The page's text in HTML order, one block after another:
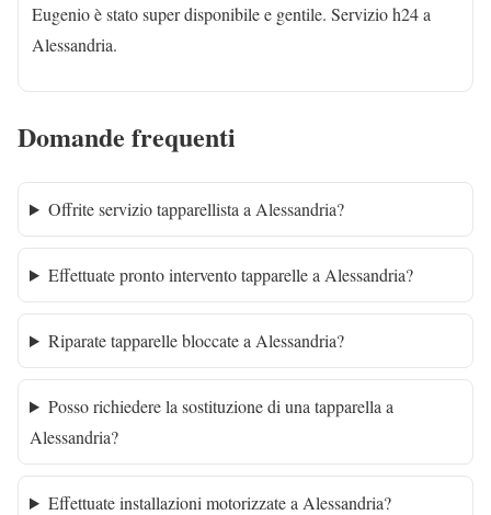
Eugenio è stato super disponibile e gentile. Servizio h24 a
Alessandria.
Domande frequenti
Offrite servizio tapparellista a Alessandria?
Effettuate pronto intervento tapparelle a Alessandria?
Riparate tapparelle bloccate a Alessandria?
Posso richiedere la sostituzione di una tapparella a
Alessandria?
Effettuate installazioni motorizzate a Alessandria?